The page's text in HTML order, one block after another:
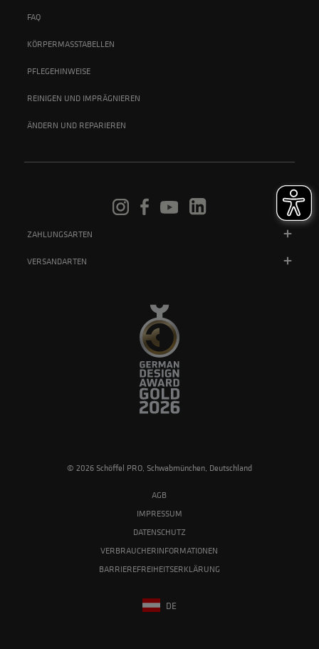
FAQ
KÖRPERMASSTABELLEN
PFLEGEHINWEISE
REINIGEN UND IMPRÄGNIEREN
ÄNDERN UND REPARIEREN
ZAHLUNGSARTEN
VERSANDARTEN
© 2026 Schöffel PRO, Schwabmünchen, Deutschland
AGB
IMPRESSUM
DATENSCHUTZ
VERBRAUCHERINFORMATIONEN
BARRIEREFREIHEITSERKLÄRUNG
DE